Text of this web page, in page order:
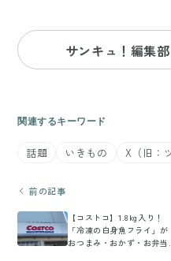
サンキュ！編集
関連するキーワード
話題 いきもの X（旧：
前の記事
【コストコ】1.8kg入り！
「冷凍の白身魚フライ」が
おつまみ・おかず・お弁当